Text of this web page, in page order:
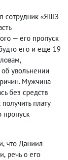
сотрудник «ЯШЗ
— его пропуск
его и еще 19
,
об увольнении
Мужчина
без средств
получить плату
пропуск
, что Даниил
, речь о его